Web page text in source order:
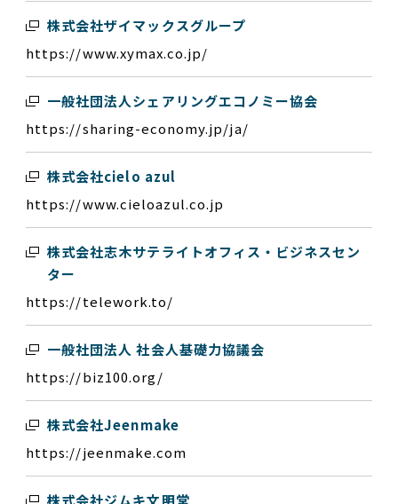
株式会社ザイマックスグループ
https://www.xymax.co.jp/
一般社団法人シェアリングエコノミー協会
https://sharing-economy.jp/ja/
株式会社cielo azul
https://www.cieloazul.co.jp
株式会社志木サテライトオフィス・ビジネスセン
ター
https://telework.to/
一般社団法人 社会人基礎力協議会
https://biz100.org/
株式会社Jeenmake
https://jeenmake.com
株式会社ジムキ文明堂